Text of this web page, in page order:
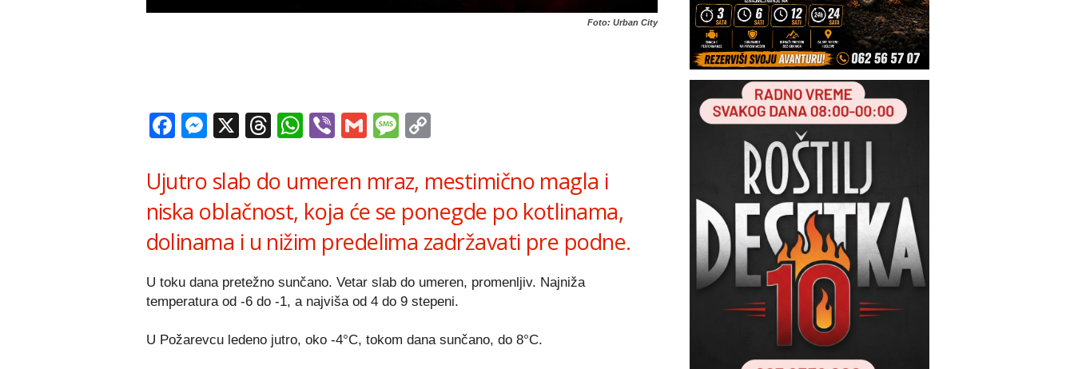
Foto: Urban City
Facebook
Messenger
X Threads
WhatsApp
ViberGmailMessage
Ujutro slab do umeren mraz, mestimično magla i
niska oblačnost, koja će se ponegde po kotlinama,
dolinama i u nižim predelima zadržavati pre podne.
U toku dana pretežno sunčano. Vetar slab do umeren, promenljiv. Najniža
temperatura od -6 do -1, a najviša od 4 do 9 stepeni.
U Požarevcu ledeno jutro, oko -4°C, tokom dana sunčano, do 8°C.